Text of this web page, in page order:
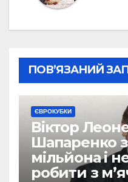
ПОВ’ЯЗАНИЙ
ЄВРОКУБКИ
Віктор
Шапаренко
мільйона і
робити з